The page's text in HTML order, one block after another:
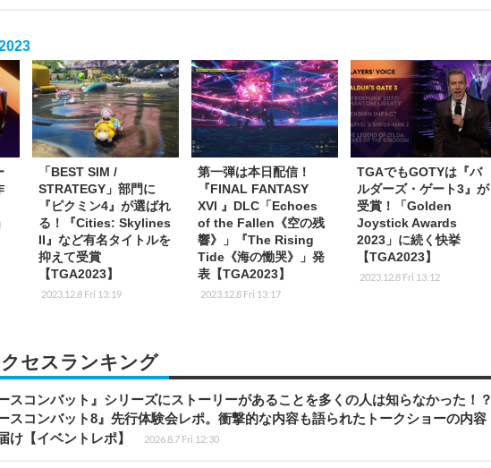
「BEST SIM /
STRATEGY」部門に
『ピクミン4』が選ばれ
る！『Cities: Skylines
II』など有名タイトルを
抑えて受賞
【TGA2023】
2023.12.8 Fri 13:19
第一弾は本日配信！
『FINAL FANTASY
XVI 』DLC「Echoes
of the Fallen《空の残
響》」『The Rising
Tide《海の慟哭》」発
表【TGA2023】
2023.12.8 Fri 13:17
TGAでもGOTYは『バ
ルダーズ・ゲート3』が
受賞！「Golden
Joystick Awards
2023」に続く快挙
【TGA2023】
2023.12.8 Fri 13:12
セスランキング
ースコンバット』シリーズにストーリーがあることを多くの人は知らなかった！？
ースコンバット8』先行体験会レポ。衝撃的な内容も語られたトークショーの内容
け【イベントレポ】
2026.8.7 Fri 12:30